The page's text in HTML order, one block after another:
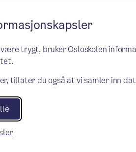
trygt, bruker Osloskolen
tillater du også at vi samler inn
for foresatte og
"Samarbeid hjem–
et inkluderende